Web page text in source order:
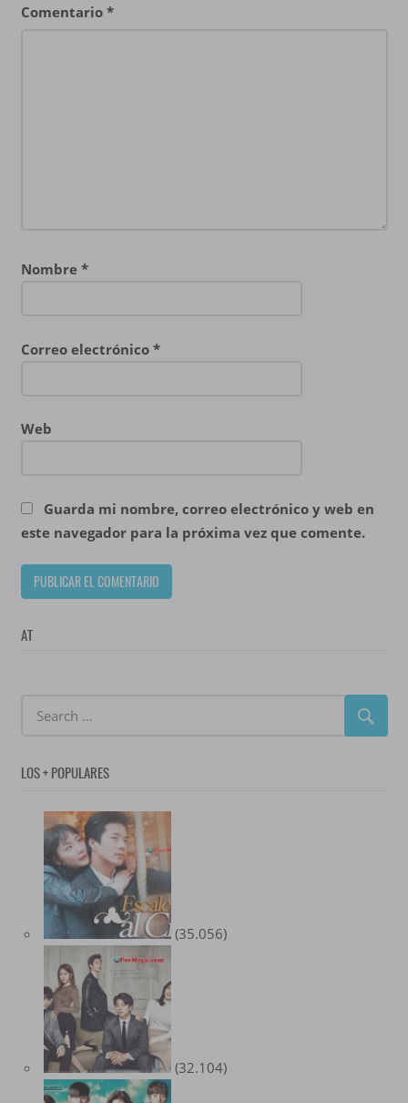
Comentario *
Nombre *
Correo electrónico *
Web
Guarda mi nombre, correo electrónico y web en
este navegador para la próxima vez que comente.
AT
LOS + POPULARES
(35.056)
(32.104)